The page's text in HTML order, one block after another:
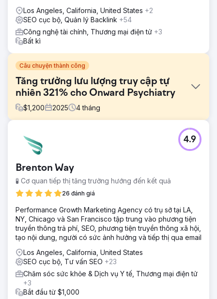
Los Angeles, California, United States +2
SEO cục bộ, Quản lý Backlink +54
Công nghệ tài chính, Thương mại điện tử +3
Bất kì
Câu chuyện thành công
Tăng trưởng lưu lượng truy cập tự
nhiên 321% cho Onward Psychiatry
$1,200 2025 4 tháng
Phòng khám Onward Psychiatry muốn tăng cường sự hiện
diện trực tuyến và thu hút thêm bệnh nhân mới trong thị
phòng khám cung cấp dịch vụ chăm sóc tâm thần chuyên
biệt cho chứng lo âu, trầm cảm, ADHD và rối loạn tâm
trạng, nhưng họ vẫn gặp khó khăn trong việc xếp hạng
cao trong các tìm kiếm địa phương có ý định mua hàng
cao và tạo ra lượng yêu cầu khám bệnh ổn định thông qua
Google.
Giải pháp
Royal Reef Media đã triển khai chiến lược SEO địa phương
tập trung vào lĩnh vực chăm sóc sức khỏe, bao gồm tối ưu
hóa hồ sơ doanh nghiệp trên Google, nghiên cứu từ khóa,
SEO trên trang, cải tiến kỹ thuật, dữ liệu có cấu trúc, quản
lý trích dẫn địa phương và phát triển nội dung uy tín. Chiến
dịch tập trung vào việc cải thiện thứ hạng tìm kiếm địa
phương, tăng cường khả năng hiển thị trên Google Maps
Brenton Way
🧪 Cơ quan tiếp thị tăng trưởng hướng đến kết quả
26 đánh giá
4.9
Performance Growth Marketing Agency có trụ sở tại LA,
NY, Chicago và San Francisco tập trung vào phương tiện
truyền thông trả phí, SEO, phương tiện truyền thông xã hội,
tạo nội dung, người có sức ảnh hưởng và tiếp thị qua email
Los Angeles, California, United States
SEO cục bộ, Tư vấn SEO +23
Chăm sóc sức khỏe & Dịch vụ Y tế, Thương mại điện tử
+3
Bắt đầu từ $1,000